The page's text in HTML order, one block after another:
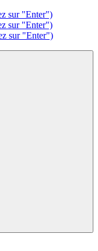
sur "Enter")
sur "Enter")
sur "Enter")